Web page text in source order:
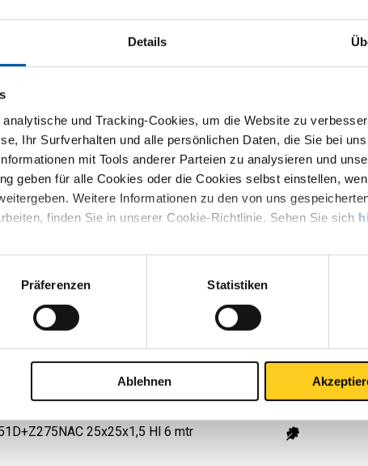
Details
und Tracking-Cookies, um die Website zu
Ihr Surfverhalten und alle persönlichen Daten, die Sie bei
mit Tools anderer Parteien zu analysieren und
geben für alle Cookies oder die Cookies selbst einstellen,
Weitere Informationen zu den von uns
finden Sie in unserer Cookie-Richtlinie. Sehen Sie sich
Präferenzen Statistiken
Ablehnen
Downloads Spezifikationen
DX51D+Z275-N-A-C EN
50x10x1,5 HL 6 mtr
25x25x1,5 Hl 6 mtr